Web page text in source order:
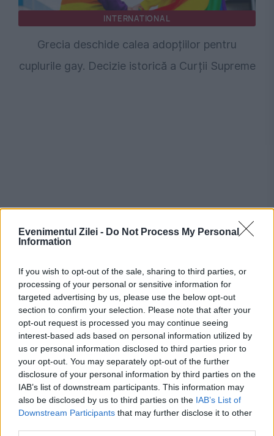
Evenimentul Zilei - Do Not Process My Personal
Information
If you wish to opt-out of the sale, sharing to third parties, or
processing of your personal or sensitive information for
targeted advertising by us, please use the below opt-out
section to confirm your selection. Please note that after your
opt-out request is processed you may continue seeing
interest-based ads based on personal information utilized by
us or personal information disclosed to third parties prior to
your opt-out. You may separately opt-out of the further
disclosure of your personal information by third parties on the
IAB’s list of downstream participants. This information may
also be disclosed by us to third parties on the IAB’s List of
Downstream Participants that may further disclose it to other
INTERNATIONAL
Grecia deschide calea adopțiilor pentru
cuplurile gay. Decizie istorică a Curții Supreme
Stiri calde
21:50-Metode noi de ascundere a drogurilor.
Cătălin Predoiu anunță verificări mai ample la
festivaluri
21:40-Aproape 3 din 10 mașini din România apar
fără RCA activ. Cine plătește când șoferul vinovat
nu e asigurat